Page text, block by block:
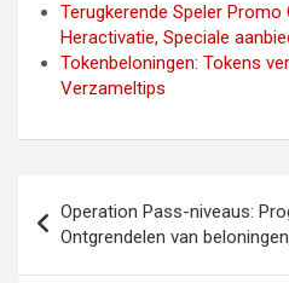
Terugkerende Speler
Heractivatie, Speciale
Tokenbeloningen: Tokens
Verzameltips
navigation
Operation Pass-niveaus:
Ontgrendelen van